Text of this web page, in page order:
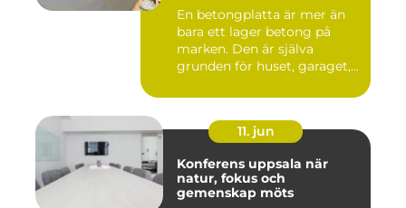
En betongplatta är mer än
bara ett lager betong på
marken. Den är själva
grunden för huset, garaget,...
11. jun
Konferens uppsala när
natur, fokus och
gemenskap möts